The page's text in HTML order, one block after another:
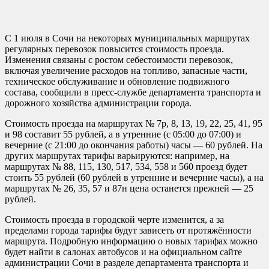
С 1 июля в Сочи на некоторых муниципальных маршрутах
регулярных перевозок повысится стоимость проезда.
Изменения связаны с ростом себестоимости перевозок,
включая увеличение расходов на топливо, запасные части,
техническое обслуживание и обновление подвижного
состава, сообщили в пресс-службе департамента транспорта и
дорожного хозяйства администрации города.
Стоимость проезда на маршрутах № 7р, 8, 13, 19, 22, 25, 41, 95
и 98 составит 55 рублей, а в утренние (с 05:00 до 07:00) и
вечерние (с 21:00 до окончания работы) часы — 60 рублей. На
других маршрутах тарифы варьируются: например, на
маршрутах № 88, 115, 130, 517, 534, 558 и 560 проезд будет
стоить 55 рублей (60 рублей в утренние и вечерние часы), а на
маршрутах № 26, 35, 57 и 87н цена останется прежней — 25
рублей.
Стоимость проезда в городской черте изменится, а за
пределами города тарифы будут зависеть от протяжённости
маршрута. Подробную информацию о новых тарифах можно
будет найти в салонах автобусов и на официальном сайте
администрации Сочи в разделе департамента транспорта и